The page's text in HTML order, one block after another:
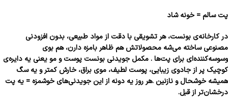
پت سالم = خونه شاد
در کارخانه‌ی بونست، هر تشویقی با دقت از مواد طبیعی، بدون افزودنی
مصنوعی ساخته می‌شه محصولاتش هم ظاهر بامزه دارن، هم بوی
وسوسه‌کننده‌ای برای پت‌ها . مکمل جویدنی بونست پوست و مو یعنی یه دایره‌ی
کوچیک پر از جادوی زیبایی، پوست لطیف، موی براق، خارش کمتر و یه سگ
همیشه خوشحال و نازنین .هر روز یه دونه از این جویدنی‌های خوشمزه = یه پت
درخشان‌تر از قبل.